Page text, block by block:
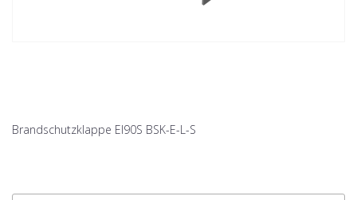
Brandschutzklappe EI90S BSK-E-L-S